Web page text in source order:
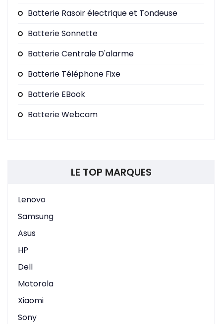
Batterie Rasoir électrique et Tondeuse
Batterie Sonnette
Batterie Centrale D'alarme
Batterie Téléphone Fixe
Batterie EBook
Batterie Webcam
LE TOP MARQUES
Lenovo
Samsung
Asus
HP
Dell
Motorola
Xiaomi
Sony